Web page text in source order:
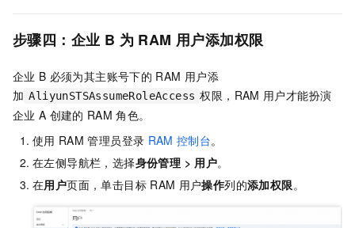
步骤四：企业 B 为 RAM 用户添加权限
企业 B 必须为其主账号下的 RAM 用户添
加 AliyunSTSAssumeRoleAccess 权限，RAM 用户才能扮演
企业 A 创建的 RAM 角色。
使用 RAM 管理员登录 RAM 控制台。
在左侧导航栏，选择身份管理 > 用户。
在用户页面，单击目标 RAM 用户操作列的添加权限 。